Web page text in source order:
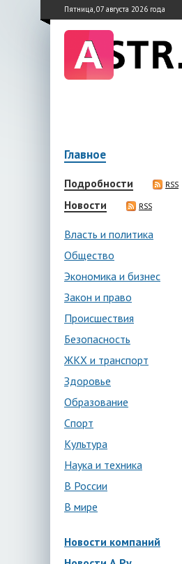
Пятница, 07 августа 2026 года
Главное
Подробности RSS
Новости RSS
Власть и политика
Общество
Экономика и бизнес
Закон и право
Происшествия
Безопасность
ЖКХ и транспорт
Здоровье
Образование
Спорт
Культура
Наука и техника
В России
В мире
Новости компаний